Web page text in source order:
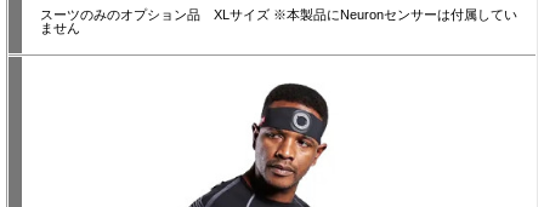
スーツのみのオプション品 XLサイズ ※本製品にNeuronセンサーは付属してい
ません